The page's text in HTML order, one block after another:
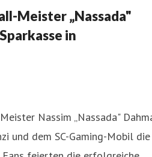
Meister „Nassada"
in
Nassim „Nassada"
und dem SC-Gaming-Mobil die